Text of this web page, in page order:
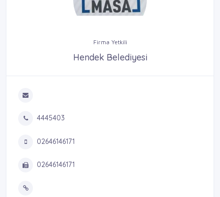
Firma Yetkili
Hendek Belediyesi
4445403
02646146171
02646146171